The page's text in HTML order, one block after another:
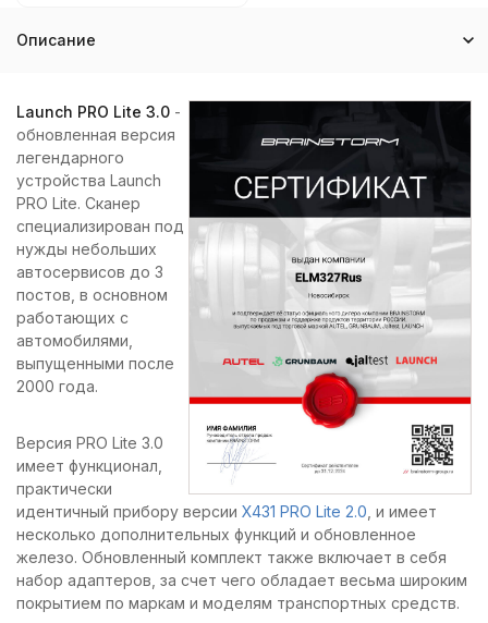
Описание
Launch PRO Lite 3.0 -
обновленная версия
легендарного
устройства Launch
PRO Lite. Сканер
специализирован под
нужды небольших
автосервисов до 3
постов, в основном
работающих с
автомобилями,
выпущенными после
2000 года.
Версия PRO Lite 3.0
имеет функционал,
практически
идентичный прибору версии X431 PRO Lite 2.0 , и имеет
несколько дополнительных функций и обновленное
железо. Обновленный комплект также включает в себя
набор адаптеров, за счет чего обладает весьма широким
покрытием по маркам и моделям транспортных средств.